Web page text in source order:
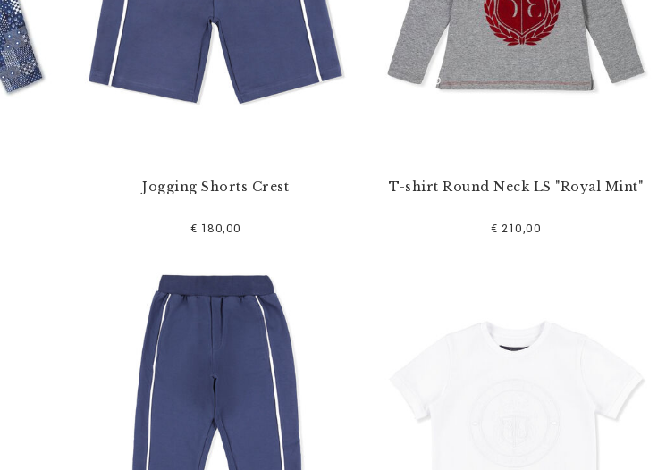
Jogging Shorts Crest
€ 180,00
T-shirt Round Neck LS "Royal Mint"
€ 210,00